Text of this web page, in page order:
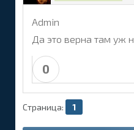
Admin
Да это верна там уж
0
Страница: 1